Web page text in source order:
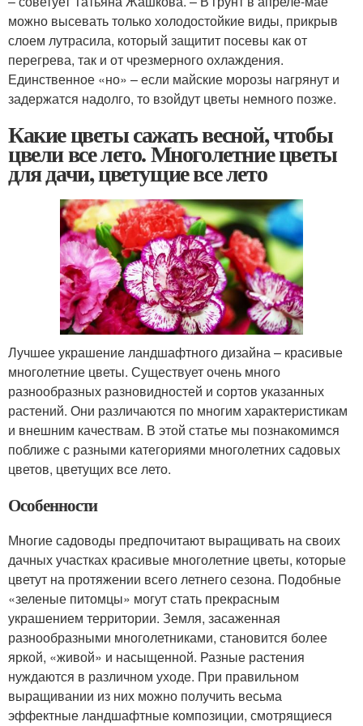
можно высевать только холодостойкие виды, прикрыв
слоем лутрасила, который защитит посевы как от
перегрева, так и от чрезмерного охлаждения.
Единственное «но» – если майские морозы нагрянут и
задержатся надолго, то взойдут цветы немного позже.
Какие цветы сажать весной, чтобы
цвели все лето. Многолетние цветы
для дачи, цветущие все лето
Лучшее украшение ландшафтного дизайна – красивые
многолетние цветы. Существует очень много
разнообразных разновидностей и сортов указанных
растений. Они различаются по многим характеристикам
и внешним качествам. В этой статье мы познакомимся
поближе с разными категориями многолетних садовых
цветов, цветущих все лето.
Особенности
Многие садоводы предпочитают выращивать на своих
дачных участках красивые многолетние цветы, которые
цветут на протяжении всего летнего сезона. Подобные
«зеленые питомцы» могут стать прекрасным
украшением территории. Земля, засаженная
разнообразными многолетниками, становится более
яркой, «живой» и насыщенной. Разные растения
нуждаются в различном уходе. При правильном
выращивании из них можно получить весьма
эффектные ландшафтные композиции, смотрящиеся